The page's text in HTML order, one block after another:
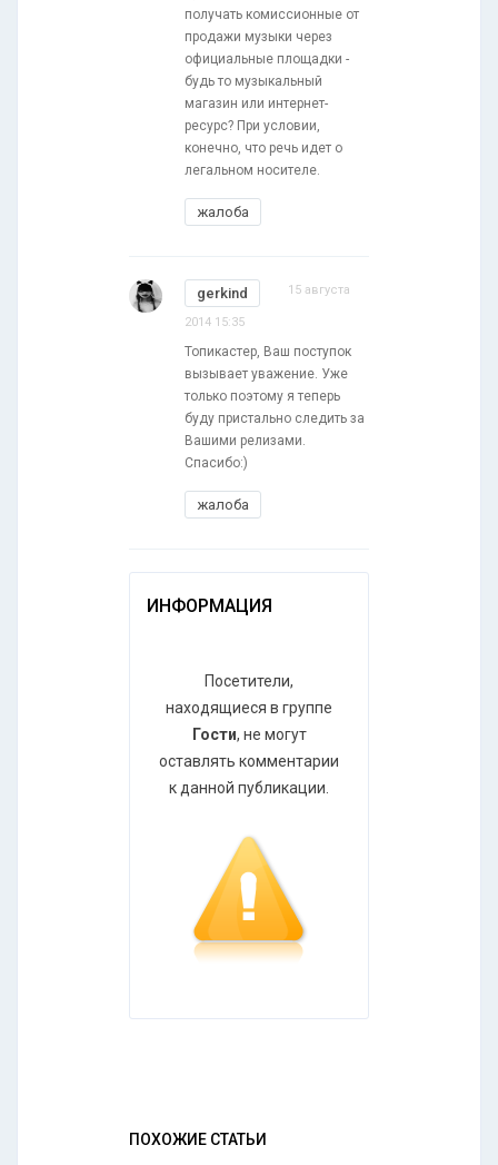
получать комиссионные от
продажи музыки через
официальные площадки -
будь то музыкальный
магазин или интернет-
ресурс? При условии,
конечно, что речь идет о
легальном носителе.
жалоба
gerkind 15 августа
2014 15:35
Топикастер, Ваш поступок
вызывает уважение. Уже
только поэтому я теперь
буду пристально следить за
Вашими релизами.
Спасибо:)
жалоба
ИНФОРМАЦИЯ
Посетители,
находящиеся в группе
Гости, не могут
оставлять комментарии
к данной публикации.
ПОХОЖИЕ СТАТЬИ